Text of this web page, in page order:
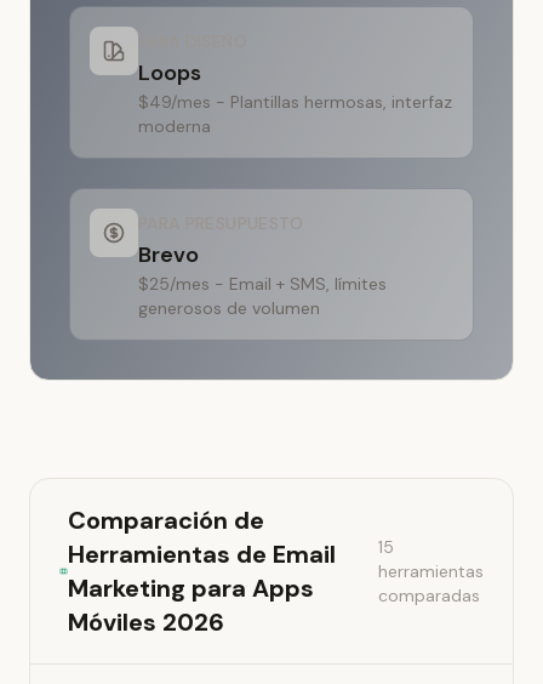
Loops
$49/mes - Plantillas hermosas, interfaz
moderna
PARA PRESUPUESTO
Brevo
$25/mes - Email + SMS, límites
generosos de volumen
Comparación de
Herramientas de Email
Marketing para Apps
Móviles 2026
15
herramientas
comparadas